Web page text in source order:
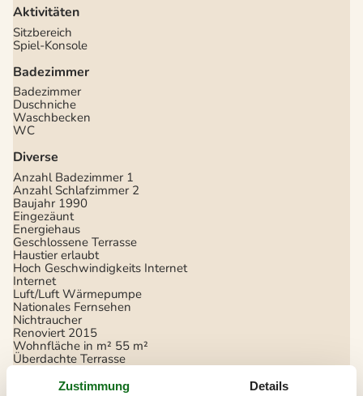
Aktivitäten
Sitzbereich
Spiel-Konsole
Badezimmer
Badezimmer
Duschniche
Waschbecken
WC
Diverse
Anzahl Badezimmer 1
Anzahl Schlafzimmer 2
Baujahr 1990
Eingezäunt
Energiehaus
Geschlossene Terrasse
Haustier erlaubt
Hoch Geschwindigkeits Internet
Internet
Luft/Luft Wärmepumpe
Nationales Fernsehen
Nichtraucher
Renoviert 2015
Wohnfläche in m² 55 m²
Überdachte Terrasse
DraußenZustimmung Details